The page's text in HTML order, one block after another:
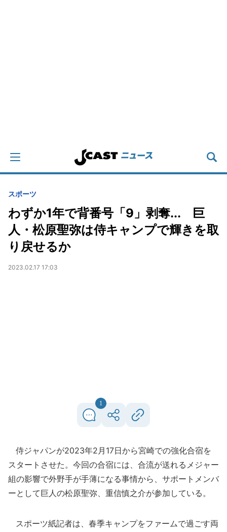
スポーツ
わずか1年で背番号「9」剥奪... 巨
人・松原聖弥は侍キャンプで輝きを取
り戻せるか
2023.02.17 17:03
1
侍ジャパンが2023年2月17日から宮崎での強化合宿を
スタートさせた。今回の合宿には、合流が送れるメジャー
組の影響で外野手が手薄になる事情から、サポートメンバ
ーとして巨人の松原聖弥、重信慎之介が参加している。
スポーツ紙記者は、春季キャンプをファームで過ごす両